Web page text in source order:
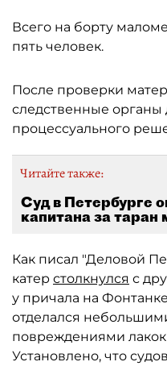
Всего на борту
пять человек.
После проверки
следственные органы
процессуального
Читайте также:
Суд в Петербурге
капитана за таран
Как писал "Деловой
катер столкнулся с
у причала на
отделался
повреждениями
Установлено, что